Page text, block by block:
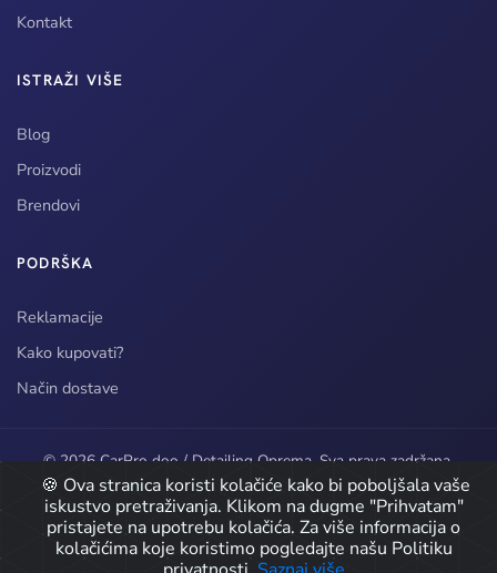
Kontakt
ISTRAŽI VIŠE
Blog
Proizvodi
Brendovi
PODRŠKA
Reklamacije
Kako kupovati?
Način dostave
© 2026 CarPro doo / Detailing Oprema. Sva prava zadržana.
Developed by
Icons byIcons8
🍪 Ova stranica koristi kolačiće kako bi poboljšala vaše
iskustvo pretraživanja. Klikom na dugme "Prihvatam"
pristajete na upotrebu kolačića. Za više informacija o
kolačićima koje koristimo pogledajte našu Politiku